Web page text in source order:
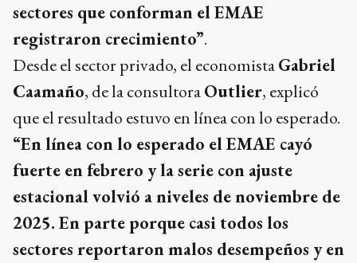
sectores que conforman el EMAE
registraron crecimiento”.
Desde el sector privado, el economistaGabriel
Caamaño, de la consultoraOutlier, explicó
que el resultado estuvo en línea con lo esperado.
“En línea con lo esperado el EMAE cayó
fuerte en febrero y la serie con ajuste
estacional volvió a niveles de noviembre de
2025. En parte porque casi todos los
sectores reportaron malos desempeños y en